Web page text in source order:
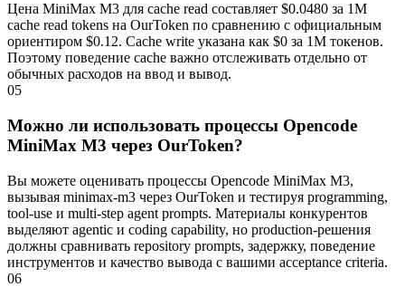
Цена MiniMax M3 для cache read составляет $0.0480 за 1M
cache read tokens на OurToken по сравнению с официальным
ориентиром $0.12. Cache write указана как $0 за 1M токенов.
Поэтому поведение cache важно отслеживать отдельно от
обычных расходов на ввод и вывод.
05
Можно ли использовать процессы Opencode
MiniMax M3 через OurToken?
Вы можете оценивать процессы Opencode MiniMax M3,
вызывая minimax-m3 через OurToken и тестируя programming,
tool-use и multi-step agent prompts. Материалы конкурентов
выделяют agentic и coding capability, но production-решения
должны сравнивать repository prompts, задержку, поведение
инструментов и качество вывода с вашими acceptance criteria.
06